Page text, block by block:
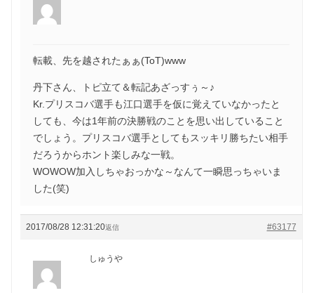
転載、先を越されたぁぁ(ToT)www
丹下さん、トピ立て＆転記あざっすぅ～♪
Kr.プリスコバ選手も江口選手を仮に覚えていなかったと
しても、今は1年前の決勝戦のことを思い出していること
でしょう。プリスコバ選手としてもスッキリ勝ちたい相手
だろうからホント楽しみな一戦。
WOWOW加入しちゃおっかな～なんて一瞬思っちゃいま
した(笑)
2017/08/28 12:31:20 #63177
返信
しゅうや